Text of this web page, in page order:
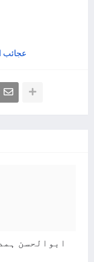
عجائب
ابوالحسن